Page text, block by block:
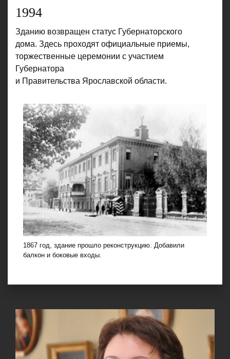
1994
Зданию возвращен статус Губернаторского
дома. Здесь проходят официальные приемы,
торжественные церемонии с участием
Губернатора
и Правительства Ярославской области.
1867 год, здание прошло реконструкцию. Добавили
балкон и боковые входы.